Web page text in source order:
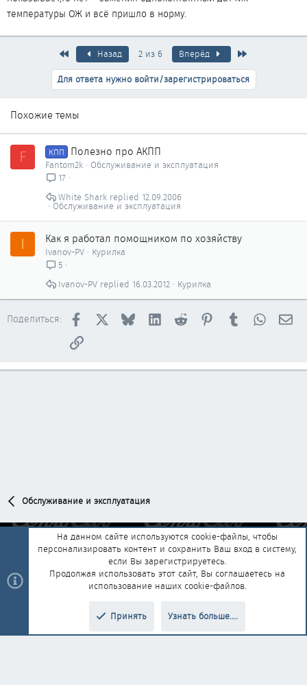
температуры ОЖ и всё пришло в норму.
ПервыйНазад 2 из 6 Вперёд
Для ответа нужно войти/зарегистрироваться
Похожие темы
F КПП Полезно про АКПП
Fantom2k
Обслуживание и эксплуатация
17
Обслуживание и эксплуатация
12.09.2006
White Shark
I Как я работал помощником по хозяйству
Ivanov-PV
Курилка
5
Курилка
16.03.2012
Ivanov-PV
Поделиться: Facebook BlueskyLinkedInReddit PinterestTumblr
Ссылка
Обслуживание и эксплуатация
Обратная связь
Условия и правила
Политика конфиденциальности
Помощь Главная
R
add-ons by ThemeHouse Перевод от Jumuro®
На данном сайте используются cookie-файлы, чтобы
персонализировать контент и сохранить Ваш вход в систему,
если Вы зарегистрируетесь.
Продолжая использовать этот сайт, Вы соглашаетесь на
использование наших cookie-файлов.
Принять Узнать больше....